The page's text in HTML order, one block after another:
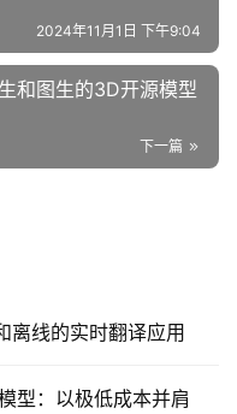
2024年11月1日 下午9:04
和图生的3D开源模型
下一篇
离线的实时翻译应用
型：以极低成本并肩